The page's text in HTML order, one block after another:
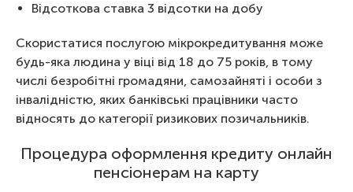
Відсоткова ставка 3 відсотки на добу
Скористатися послугою мікрокредитування може
будь-яка людина у віці від 18 до 75 років, в тому
числі безробітні громадяни, самозайняті і особи з
інвалідністю, яких банківські працівники часто
відносять до категорії ризикових позичальників.
Процедура оформлення кредиту онлайн
пенсіонерам на карту